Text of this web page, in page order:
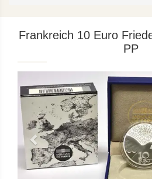
Frankreich 10 Euro
PP
Previous